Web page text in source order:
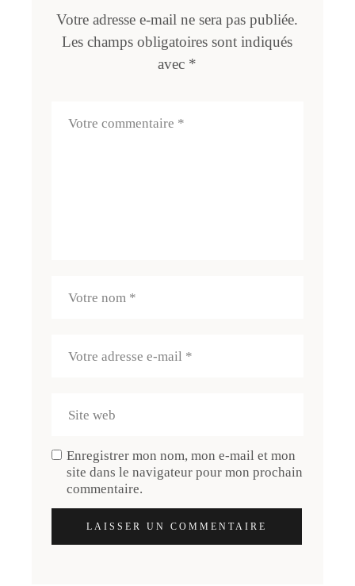
Votre adresse e-mail ne sera pas publiée.
Les champs obligatoires sont indiqués
avec *
Enregistrer mon nom, mon e-mail et mon
site dans le navigateur pour mon prochain
commentaire.
LAISSER UN COMMENTAIRE